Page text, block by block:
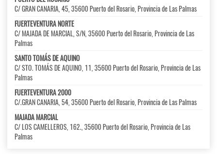
C/ GRAN CANARIA, 45, 35600 Puerto del Rosario, Provincia de Las Palmas
FUERTEVENTURA NORTE
C/ MAJADA DE MARCIAL, S/N, 35600 Puerto del Rosario, Provincia de Las
Palmas
SANTO TOMÁS DE AQUINO
C/ STO. TOMÁS DE AQUINO, 11, 35600 Puerto del Rosario, Provincia de Las
Palmas
FUERTEVENTURA 2000
C/.GRAN CANARIA, 54, 35600 Puerto del Rosario, Provincia de Las Palmas
MAJADA MARCIAL
C/ LOS CAMELLEROS, 162., 35600 Puerto del Rosario, Provincia de Las
Palmas